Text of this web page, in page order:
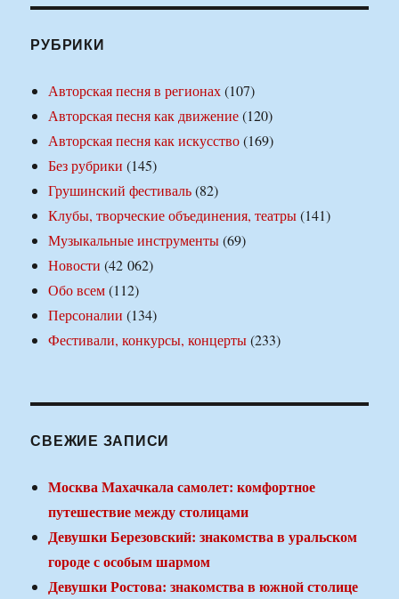
РУБРИКИ
Авторская песня в регионах(107)
Авторская песня как движение(120)
Авторская песня как искусство(169)
Без рубрики (145)
Грушинский фестиваль(82)
Клубы, творческие объединения, театры(141)
Музыкальные инструменты(69)
Новости (42 062)
Обо всем(112)
Персоналии (134)
Фестивали, конкурсы, концерты(233)
СВЕЖИЕ ЗАПИСИ
Москва Махачкала самолет: комфортное
путешествие между столицами
Девушки Березовский: знакомства в уральском
городе с особым шармом
Девушки Ростова: знакомства в южной столице